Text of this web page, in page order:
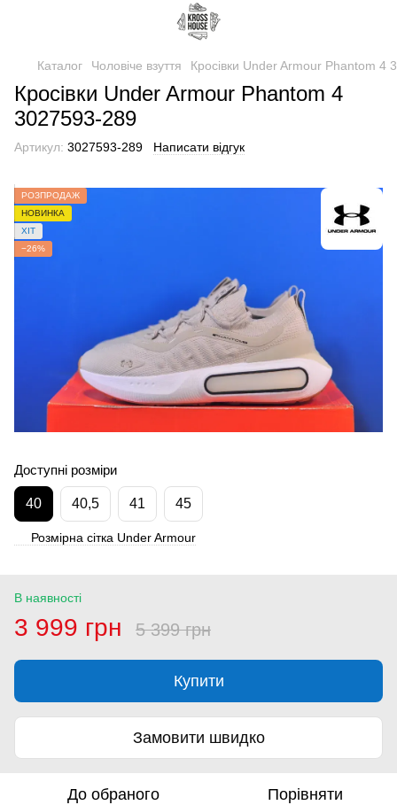
Каталог Чоловіче взуття Кросівки Under Armour Phantom 4
Кросівки Under Armour Phantom 4
3027593-289
Артикул: 3027593-289 Написати відгук
РОЗПРОДАЖ
НОВИНКА
ХІТ
−26%
Доступні розміри
40 40,5 41 45
Розмірна сітка Under Armour
В наявності
3 999 грн 5 399 грн
Купити
Замовити швидко
До обраного Порівняти